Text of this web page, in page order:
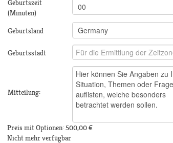
Geburtszeit
(Minuten)
Geburtsland
Geburtsstadt
Mitteilung:
Preis mit Optionen: 500,00 €
Nicht mehr verfügbar